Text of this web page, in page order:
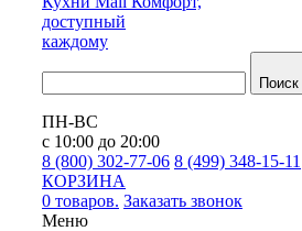
доступный
каждому
Поиск
ПН-ВС
с 10:00 до 20:00
8 (800) 302-77-06 8 (499) 348-15-11
КОРЗИНА
0 товаров. Заказать звонок
Меню